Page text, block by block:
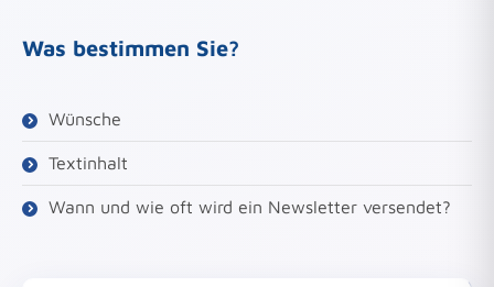
Was bestimmen Sie?
Wünsche
Textinhalt
Wann und wie oft wird ein Newsletter versendet?